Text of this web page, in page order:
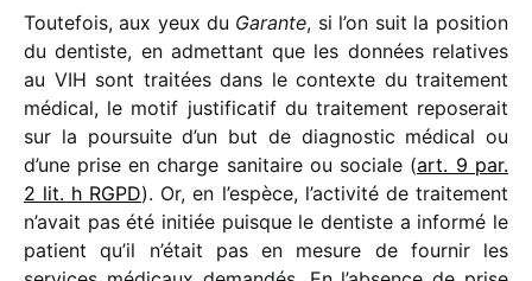
Toutefois, aux yeux du Garante, si l’on suit la posi­tion
du dentiste, en admet­tant que les données rela­tives
au VIH sont trai­tées dans le contexte du trai­te­ment
médi­cal, le motif justi­fi­ca­tif du trai­te­ment repo­se­rait
sur la pour­suite d’un but de diag­nos­tic médi­cal ou
d’une prise en charge sani­taire ou sociale (art. 9 par.
2 lit. h RGPD). Or, en l’espèce, l’activité de trai­te­ment
n’avait pas été initiée puisque le dentiste a informé le
patient qu’il n’était pas en mesure de four­nir les